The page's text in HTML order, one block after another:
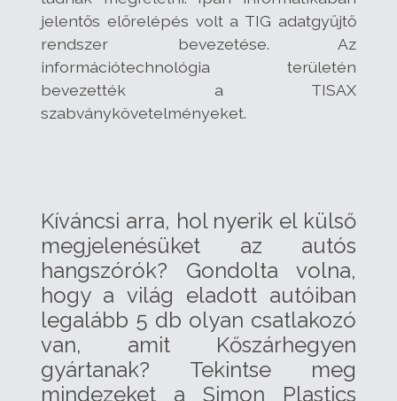
jelentős előrelépés volt a TIG adatgyűjtő
rendszer bevezetése. Az
információtechnológia területén
bevezették a TISAX
szabványkövetelményeket.
Kíváncsi arra, hol nyerik el külső
megjelenésüket az autós
hangszórók? Gondolta volna,
hogy a világ eladott autóiban
legalább 5 db olyan csatlakozó
van, amit Kőszárhegyen
gyártanak? Tekintse meg
mindezeket a Simon Plastics